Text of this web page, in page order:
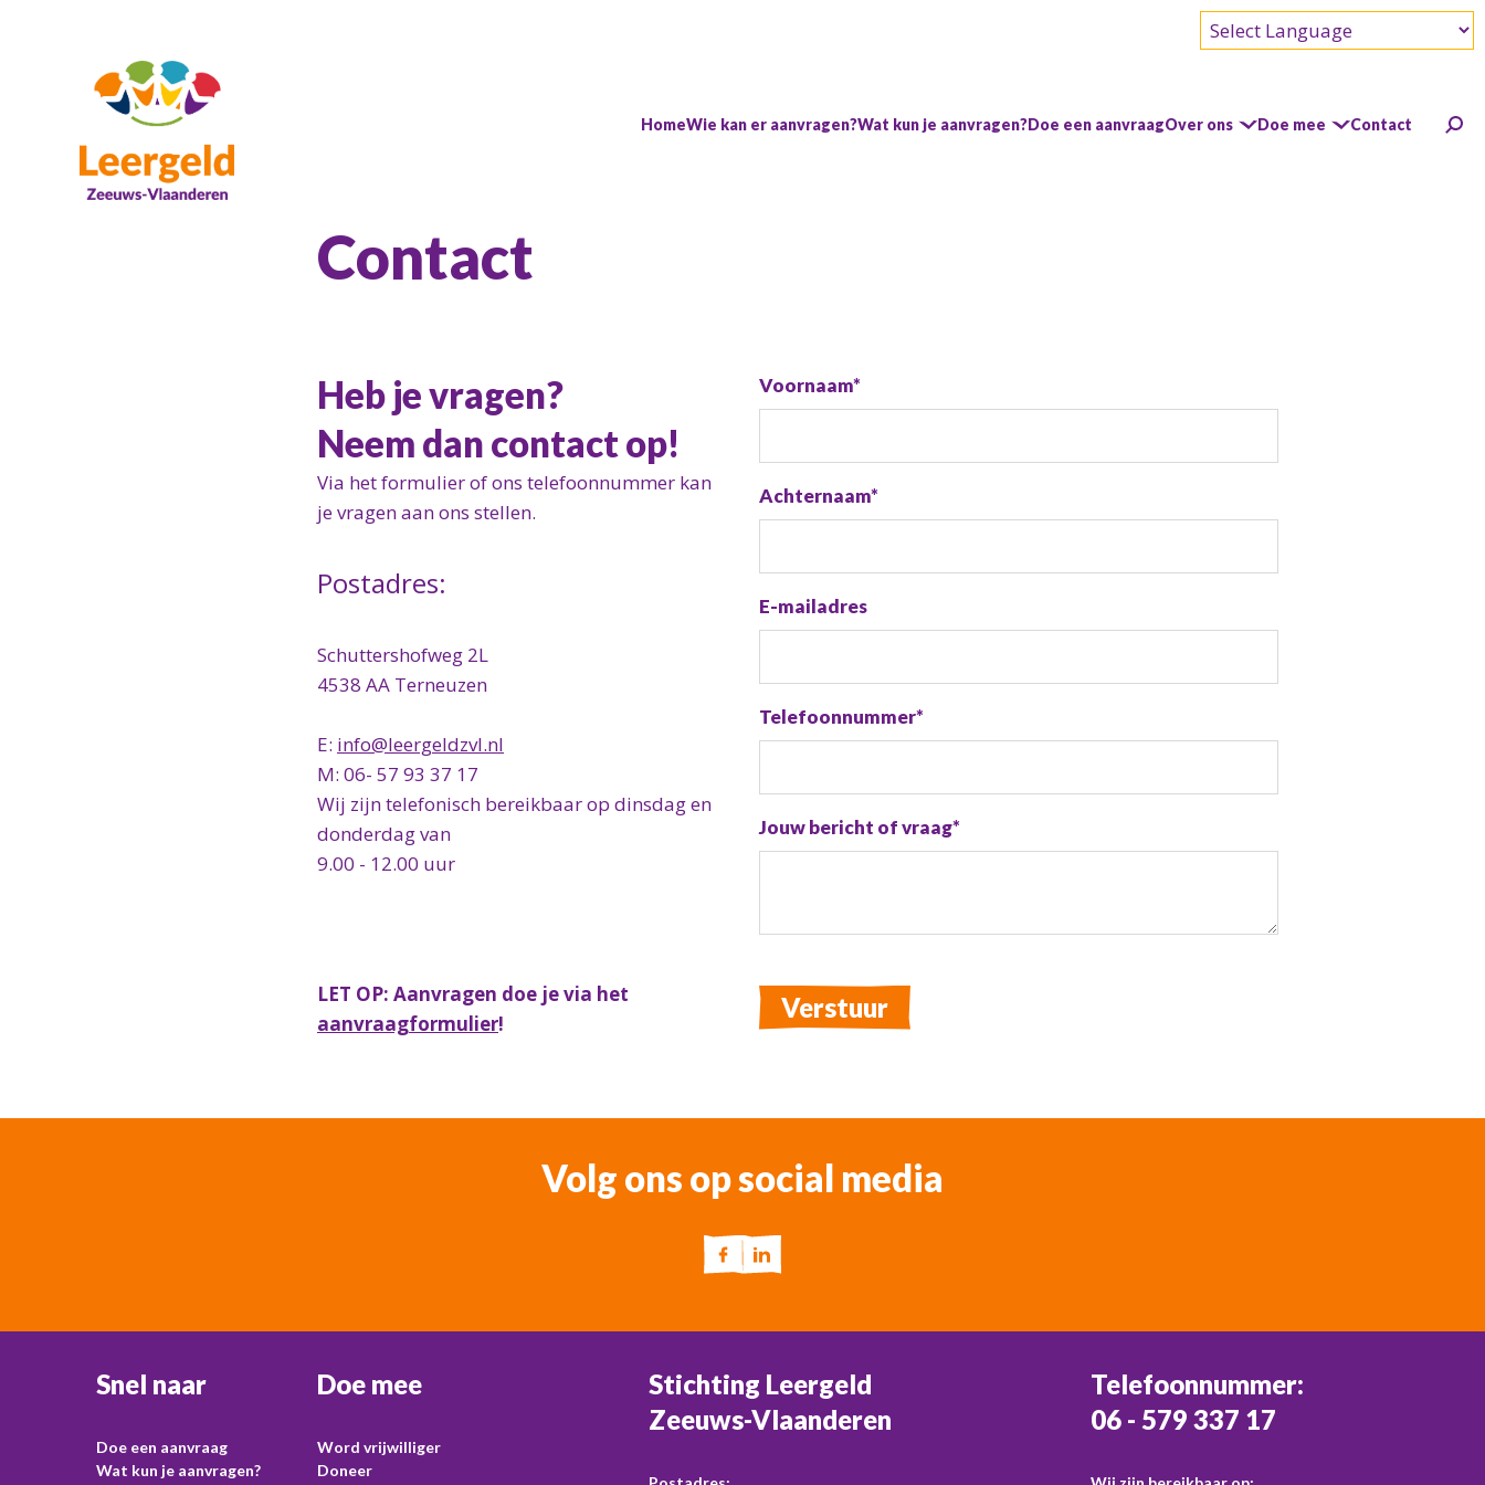
Powered by
HomeWie kan er aanvragen?Wat kun je aanvragen?Doe een aanvraagOver ons Doe mee Contact
Contact
Heb je vragen?
Neem dan contact op!
Via het formulier of ons telefoonnummer kan
je vragen aan ons stellen.
Postadres:
Schuttershofweg 2L
4538 AA Terneuzen
E: info@leergeldzvl.nl
M: 06- 57 93 37 17
Wij zijn telefonisch bereikbaar op dinsdag en
donderdag van
9.00 - 12.00 uur
LET OP: Aanvragen doe je via het
aanvraagformulier!
Call
me
fax
Voornaam*
Achternaam*
E-mailadres
Telefoonnummer*
Jouw bericht of vraag*
Verstuur
Volg ons op social media
Snel naar
Doe een aanvraag
Wat kun je aanvragen?
Doe mee
Word vrijwilliger
Doneer
Stichting Leergeld
Zeeuws-Vlaanderen
Telefoonnummer:
06 - 579 337 17